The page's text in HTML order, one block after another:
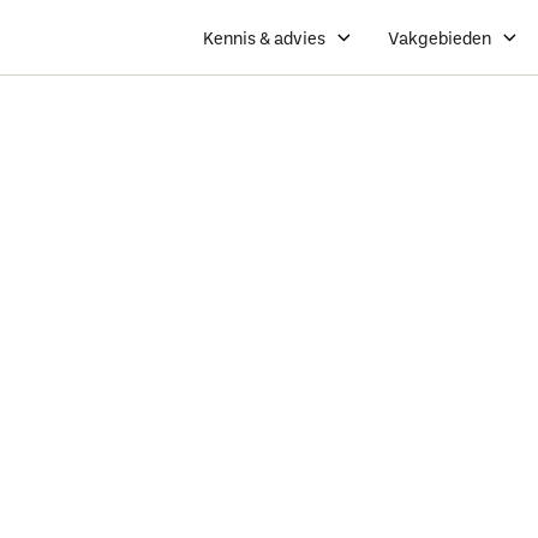
Kennis & advies Vakgebieden